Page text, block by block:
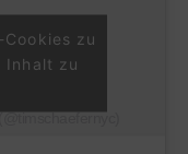
zu
Inhalt zu